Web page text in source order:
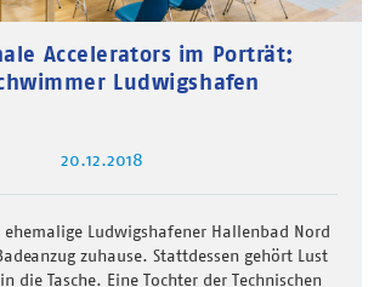
Accelerators im Porträt:
Ludwigshafen
20.12.2018
Ludwigshafener Hallenbad Nord
zuhause. Stattdessen gehört Lust
die Tasche. Eine Tochter der Technischen